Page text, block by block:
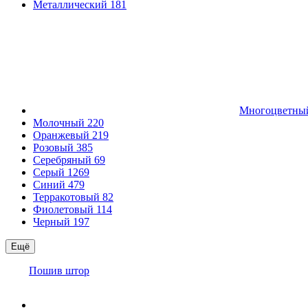
Металлический 181
Молочный 220
Оранжевый 219
Розовый 385
Серебряный 69
Серый 1269
Синий 479
Терракотовый 82
Фиолетовый 114
Черный 197
Ещё
Пошив штор